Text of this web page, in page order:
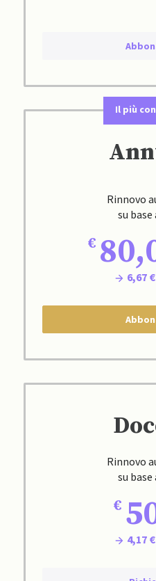
Il più
Rinnovo
su
6,67 €
Rinnovo
su
4,17 €